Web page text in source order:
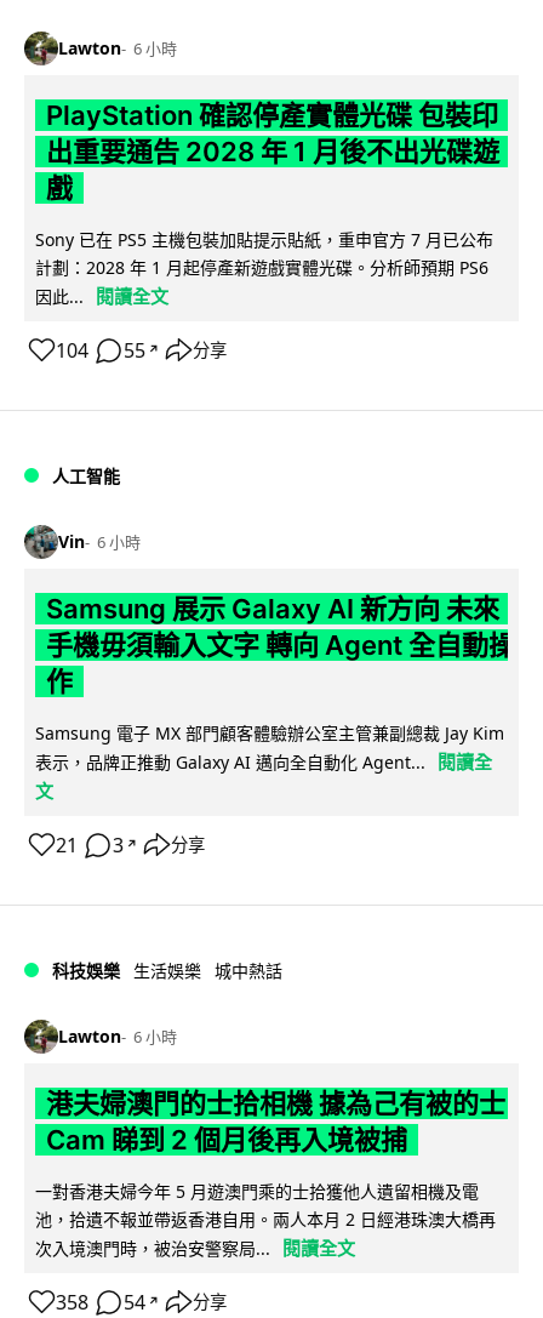
Lawton 6 小時
PlayStation 確認停產實體光碟 包裝印
出重要通告 2028 年 1 月後不出光碟遊
戲
Sony 已在 PS5 主機包裝加貼提示貼紙，重申官方 7 月已公布
計劃：2028 年 1 月起停產新遊戲實體光碟。分析師預期 PS6
因此...
閱讀全文
104 55 ↗ 分享
人工智能
Vin 6 小時
Samsung 展示 Galaxy AI 新方向 未來
手機毋須輸入文字 轉向 Agent 全自動操
作
Samsung 電子 MX 部門顧客體驗辦公室主管兼副總裁 Jay Kim
表示，品牌正推動 Galaxy AI 邁向全自動化 Agent...
閱讀全
文
21 3 ↗ 分享
科技娛樂 生活娛樂 城中熱話
Lawton 6 小時
港夫婦澳門的士拾相機 據為己有被的士
Cam 睇到 2 個月後再入境被捕
一對香港夫婦今年 5 月遊澳門乘的士拾獲他人遺留相機及電
池，拾遺不報並帶返香港自用。兩人本月 2 日經港珠澳大橋再
次入境澳門時，被治安警察局...
閱讀全文
358 54 ↗ 分享